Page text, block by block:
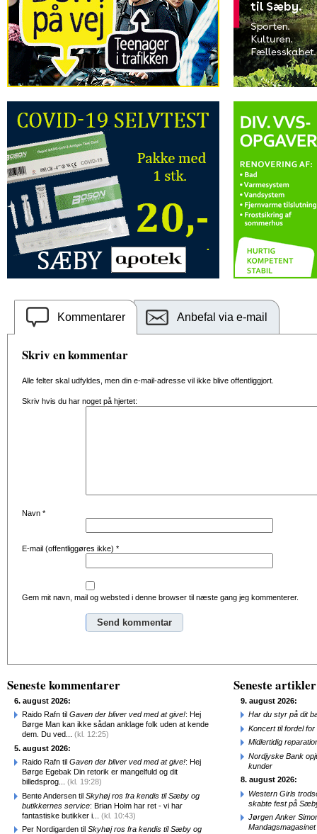
Kommentarer Anbefal via e-mail
Skriv en kommentar
Alle felter skal udfyldes, men din e-mail-adresse vil ikke blive offentliggjort.
Skriv hvis du har noget på hjertet:
Navn *
E-mail (offentliggøres ikke) *
Gem mit navn, mail og websted i denne browser til næste gang jeg kommenterer.
Seneste kommentarer
6. august 2026:
Raido Rafn til Gaven der bliver ved med at give!: Hej
Børge Man kan ikke sådan anklage folk uden at kende
dem. Du ved... (kl. 12:25)
5. august 2026:
Raido Rafn til Gaven der bliver ved med at give!: Hej
Børge Egebak Din retorik er mangelfuld og dit
billedsprog... (kl. 19:28)
Bente Andersen til Skyhøj ros fra kendis til Sæby og
butikkernes service: Brian Holm har ret - vi har
fantastiske butikker i... (kl. 10:43)
Per Nordigarden til Skyhøj ros fra kendis til Sæby og
Seneste artikler
9. august 2026:
Har du styr på dit
Koncert til fordel
Midlertidig
Nordjyske Bank
kunder
8. august 2026:
Western Girls
skabte fest på
Jørgen Anker
Mandagsmagasinet